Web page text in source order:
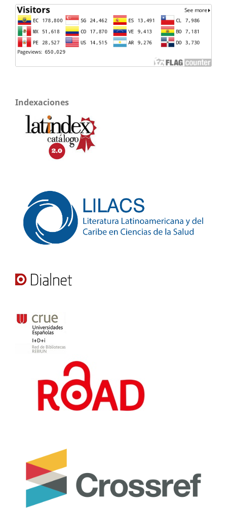
Indexaciones